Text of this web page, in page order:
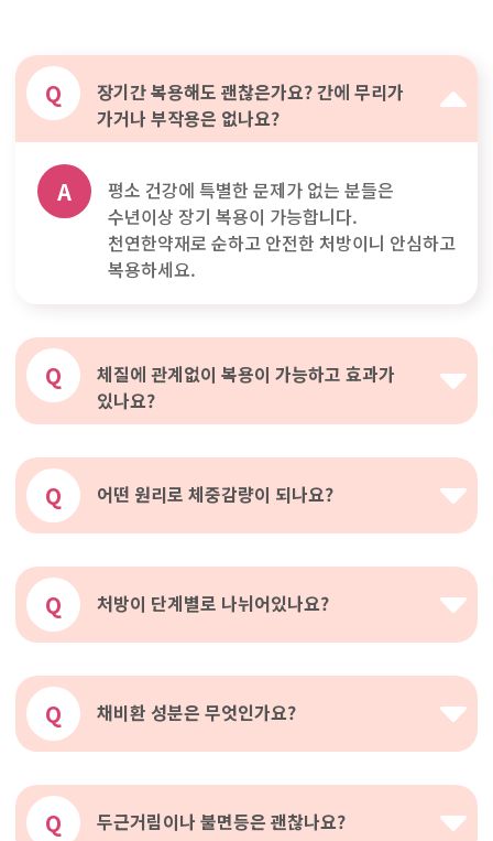
Q
장기간 복용해도 괜찮은가요? 간에 무리가
가거나 부작용은 없나요?
A
평소 건강에 특별한 문제가 없는 분들은
수년이상 장기 복용이 가능합니다.
천연한약재로 순하고 안전한 처방이니 안심하고
복용하세요.
Q
체질에 관계없이 복용이 가능하고 효과가
있나요?
Q 어떤 원리로 체중감량이 되나요?
Q 처방이 단계별로 나뉘어있나요?
Q 채비환 성분은 무엇인가요?
Q 두근거림이나 불면등은 괜찮나요?